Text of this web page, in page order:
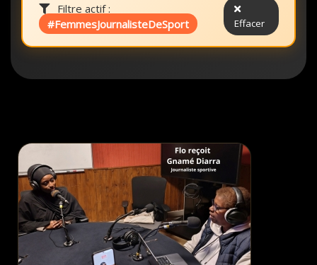
Filtre actif :
#FemmesJournalisteDeSport
Effacer